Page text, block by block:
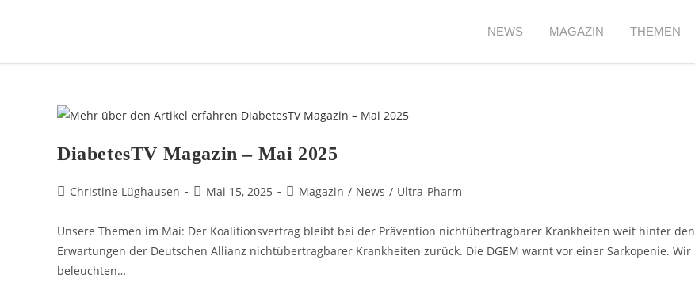
NEWS MAGAZIN THEMEN
DiabetesTV Magazin – Mai 2025
Christine Lüghausen Mai 15, 2025 Magazin / News / Ultra-Pharm
Unsere Themen im Mai: Der Koalitionsvertrag bleibt bei der Prävention nichtübertragbarer Krankheiten weit hinter den
Erwartungen der Deutschen Allianz nichtübertragbarer Krankheiten zurück. Die DGEM warnt vor einer Sarkopenie. Wir
beleuchten…